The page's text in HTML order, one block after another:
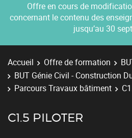
Offre en cours de
concernant le contenu des
jusqu’au 30
Accueil Offre de formation
BUT Génie Civil - Construction
Parcours Travaux bâtiment
C1.5 PILOTER